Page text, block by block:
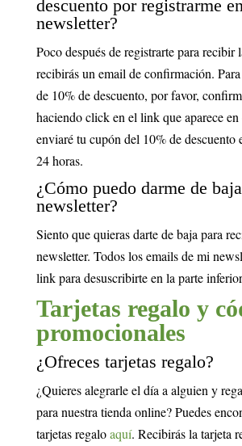
descuento por registrarme
newsletter?
Poco después de registrarte para recibir
recibirás un email de confirmación.
de 10% de descuento, por favor,
haciendo click en el link que aparece en
enviaré tu cupón del 10% de descuento
24 horas.
¿Cómo puedo darme de
newsletter?
Siento que quieras darte de baja para
newsletter. Todos los emails de mi
link para desuscribirte en la parte
Tarjetas regalo y
promocionales
¿Ofreces tarjetas regalo?
¿Quieres alegrarle el día a alguien y
para nuestra tienda online? Puedes
tarjetas regaloaquí. Recibirás la tarjeta